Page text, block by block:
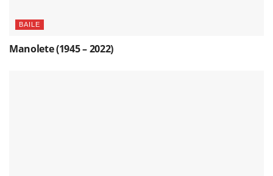
BAILE
Manolete (1945 – 2022)